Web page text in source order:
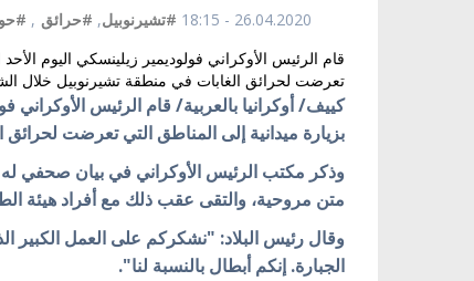
26.04.2020 - 18:15 #تشيرنوبيل, #حرائق ,
تعرضت لحرائق الغابات في منطقة تشيرنوبيل خلال
بزيارة ميدانية إلى المناطق التي تعرضت
وذكر مكتب الرئيس الأوكراني في بيان صحفي
متن مروحية، والتقى عقب ذلك مع أفراد هيئة
وقال رئيس البلاد: "نشكركم على العمل الكبير
الجبارة. إنكم أبطال بالنسبة لنا".